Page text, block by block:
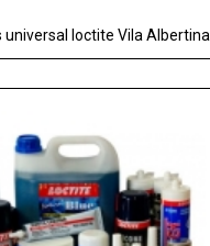
universal loctite Vila Albertina